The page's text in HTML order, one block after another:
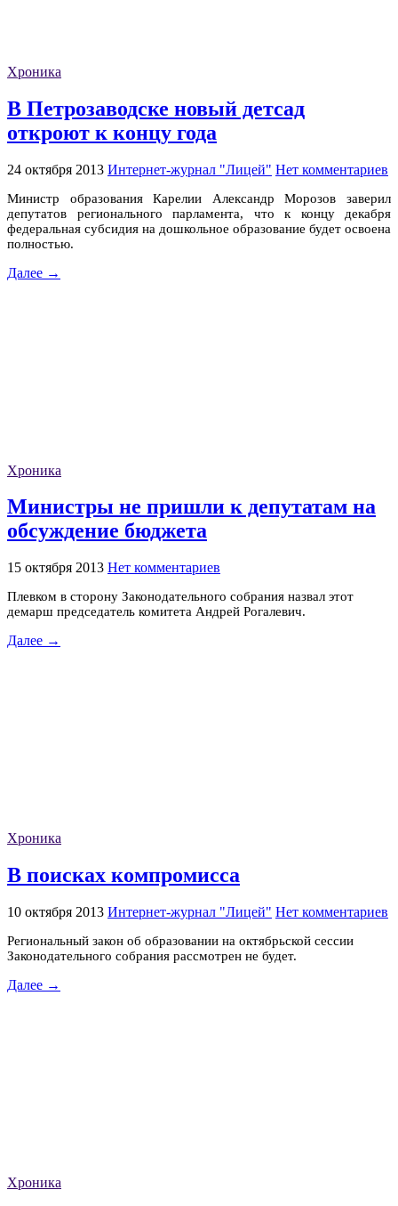
Хроника
В Петрозаводске новый детсад
откроют к концу года
24 октября 2013 Интернет-журнал "Лицей" Нет комментариев
Министр образования Карелии Александр Морозов заверил
депутатов регионального парламента, что к концу декабря
федеральная субсидия на дошкольное образование будет освоена
полностью.
Далее →
Хроника
Министры не пришли к депутатам на
обсуждение бюджета
15 октября 2013 Нет комментариев
Плевком в сторону Законодательного собрания назвал этот
демарш председатель комитета Андрей Рогалевич.
Далее →
Хроника
В поисках компромисса
10 октября 2013 Интернет-журнал "Лицей" Нет комментариев
Региональный закон об образовании на октябрьской сессии
Законодательного собрания рассмотрен не будет.
Далее →
Хроника